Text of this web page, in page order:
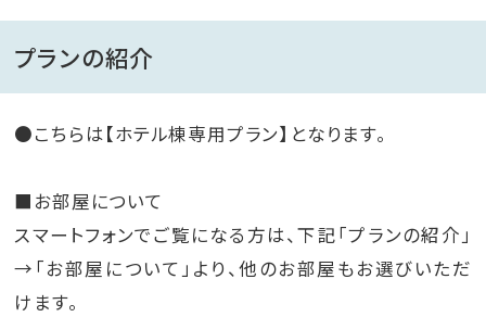
プランの紹介
●こちらは【ホテル棟専用プラン】となります。
■お部屋について
スマートフォンでご覧になる方は、下記「プランの紹介」
→「お部屋について」より、他のお部屋もお選びいただ
けます。